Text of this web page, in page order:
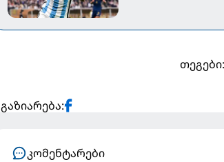
თეგები:
გაზიარება:
კომენტარები